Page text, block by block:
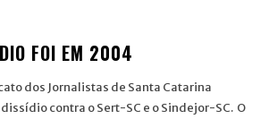
FOI EM 2004
dos Jornalistas de Santa Catarina
contra o Sert-SC e o Sindejor-SC. O